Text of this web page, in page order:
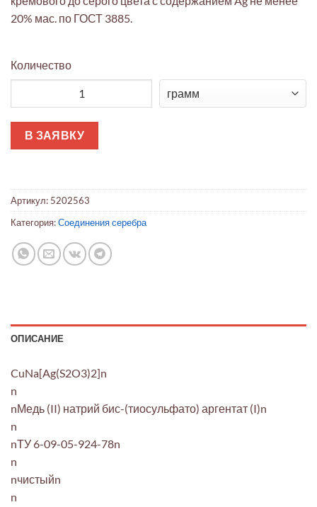
20% мас. по ГОСТ 3885.
Количество
В ЗАЯВКУ
Артикул: 5202563
Категория:Соединения серебра
ОПИСАНИЕ
CuNa[Ag(S2O3)2]n
n
nМедь (II) натрий бис-(тиосульфато) аргентат (I)n
n
nТУ 6-09-05-924-78n
n
nчистыйn
n